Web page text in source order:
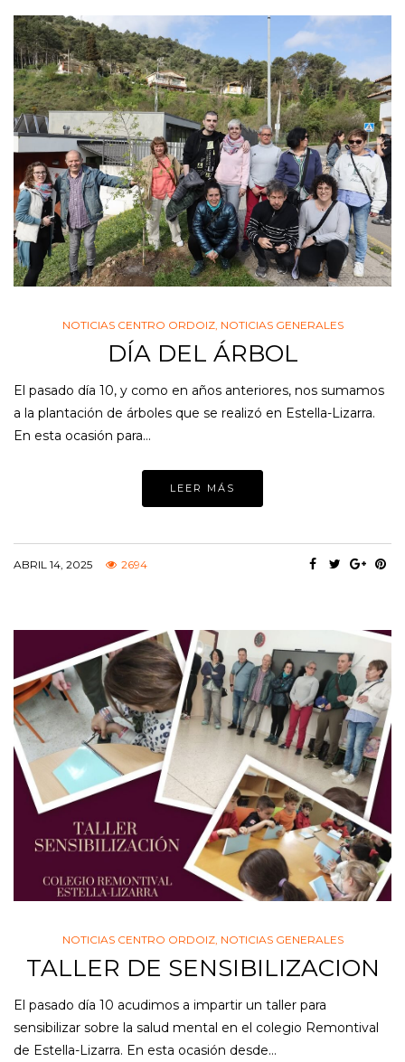
NOTICIAS CENTRO ORDOIZ, NOTICIAS GENERALES
DÍA DEL ÁRBOL
El pasado día 10, y como en años anteriores, nos sumamos
a la plantación de árboles que se realizó en Estella-Lizarra.
En esta ocasión para…
LEER MÁS
ABRIL 14, 2025 2694
NOTICIAS CENTRO ORDOIZ, NOTICIAS GENERALES
TALLER DE SENSIBILIZACION
El pasado día 10 acudimos a impartir un taller para
sensibilizar sobre la salud mental en el colegio Remontival
de Estella-Lizarra. En esta ocasión desde…